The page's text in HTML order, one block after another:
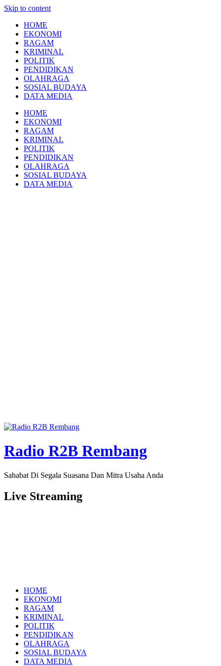
Skip to content
HOME
EKONOMI
RAGAM
KRIMINAL
POLITIK
PENDIDIKAN
OLAHRAGA
SOSIAL BUDAYA
DATA MEDIA
HOME
EKONOMI
RAGAM
KRIMINAL
POLITIK
PENDIDIKAN
OLAHRAGA
SOSIAL BUDAYA
DATA MEDIA
Radio R2B Rembang
Sahabat Di Segala Suasana Dan Mitra Usaha Anda
Live Streaming
HOME
EKONOMI
RAGAM
KRIMINAL
POLITIK
PENDIDIKAN
OLAHRAGA
SOSIAL BUDAYA
DATA MEDIA